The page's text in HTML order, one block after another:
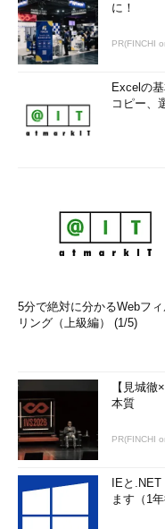
に！
PR(FINCHI
Excelの
コピー、
5分で絶対に分かるWebフィ
リング（上級編） (1/5)
【見城
本質
PR(FINCHI
IEと
ます（1